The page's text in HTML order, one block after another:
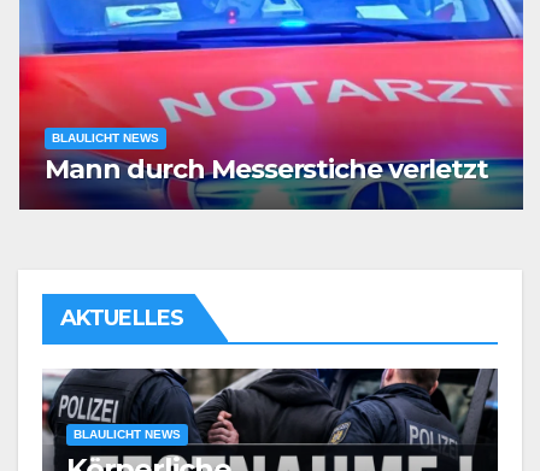
BLAULICHT NEWS
Mann durch Messerstiche verletzt
AKTUELLES
BLAULICHT NEWS